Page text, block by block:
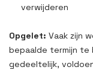
verwijderen
Opgelet: Vaak zijn
bepaalde termijn te
gedeeltelijk,